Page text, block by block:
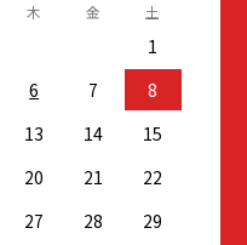
木 金 土
1
6 7
8
13 14
15
20 21
22
27 28
29